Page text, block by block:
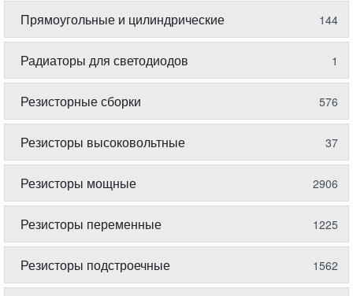
Прямоугольные и цилиндрические 144
Радиаторы для светодиодов 1
Резисторные сборки 576
Резисторы высоковольтные 37
Резисторы мощные 2906
Резисторы переменные 1225
Резисторы подстроечные 1562